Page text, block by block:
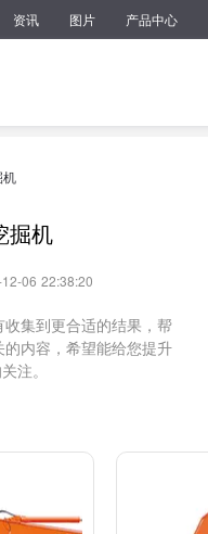
资讯 图片 产品中心
机
掘机
06 22:38:20
集到更合适的结果，帮
内容，希望能给您提升
注。